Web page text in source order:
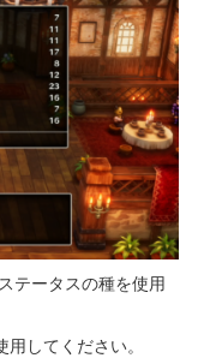
テータスの種を使用
してください。